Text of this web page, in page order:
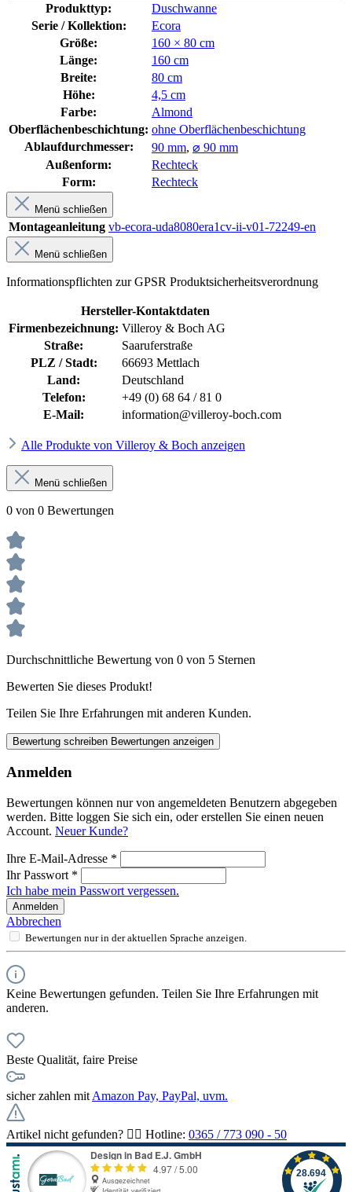
Produkttyp:
Duschwanne
Serie / Kollektion:
Ecora
Größe:
160 × 80 cm
Länge:
160 cm
Breite:
80 cm
Höhe:
4,5 cm
Farbe:
Almond
Oberflächenbeschichtung: ohne Oberflächenbeschichtung
Ablaufdurchmesser:
90 mm, ⌀ 90 mm
Außenform:
Rechteck
Form:
Rechteck
Menü schließen
Montageanleitung vb-ecora-uda8080era1cv-ii-v01-72249-en
Menü schließen
Informationspflichten zur GPSR Produktsicherheitsverordnung
Hersteller-Kontaktdaten
Firmenbezeichnung: Villeroy & Boch AG
Straße:
Saaruferstraße
PLZ / Stadt:
66693 Mettlach
Land:
Deutschland
Telefon:
+49 (0) 68 64 / 81 0
E-Mail:
information@villeroy-boch.com
Alle Produkte von Villeroy & Boch anzeigen
Menü schließen
0 von 0 Bewertungen
Durchschnittliche Bewertung von 0 von 5 Sternen
Bewerten Sie dieses Produkt!
Teilen Sie Ihre Erfahrungen mit anderen Kunden.
Bewertung schreiben Bewertungen anzeigen
Anmelden
Bewertungen können nur von angemeldeten Benutzern abgegeben
werden. Bitte loggen Sie sich ein, oder erstellen Sie einen neuen
Account. Neuer Kunde?
Ihre E-Mail-Adresse *
Ihr Passwort *
Ich habe mein Passwort vergessen.
Anmelden
Abbrechen
Bewertungen nur in der aktuellen Sprache anzeigen.
Keine Bewertungen gefunden. Teilen Sie Ihre Erfahrungen mit
anderen.
Beste Qualität, faire Preise
sicher zahlen mit Amazon Pay, PayPal, uvm.
Artikel nicht gefunden? 👉🏻 Hotline: 0365 / 773 090 - 50